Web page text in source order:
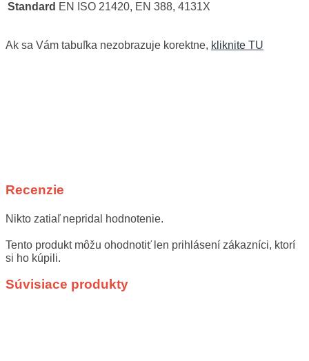
Standard EN ISO 21420, EN 388, 4131X
Ak sa Vám tabuľka nezobrazuje korektne, kliknite TU
Recenzie
Nikto zatiaľ nepridal hodnotenie.
Tento produkt môžu ohodnotiť len prihlásení zákazníci, ktorí
si ho kúpili.
Súvisiace produkty